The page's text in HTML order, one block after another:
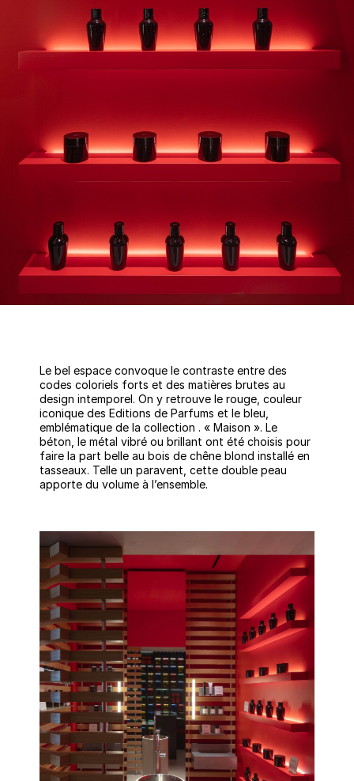
Le bel espace convoque le contraste entre des
codes coloriels forts et des matières brutes au
design intemporel. On y retrouve le rouge, couleur
iconique des Editions de Parfums et le bleu,
emblématique de la collection . « Maison ». Le
béton, le métal vibré ou brillant ont été choisis pour
faire la part belle au bois de chêne blond installé en
tasseaux. Telle un paravent, cette double peau
apporte du volume à l’ensemble.